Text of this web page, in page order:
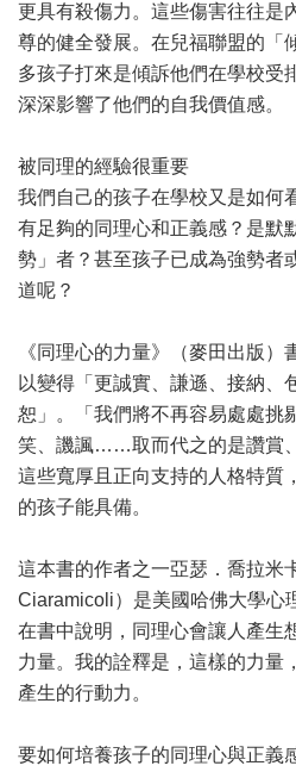
更具有殺傷力。這些傷害往往是
尊的健全發展。在兒福聯盟的「
多孩子打來是傾訴他們在學校受
深深影響了他們的自我價值感。
被同理的經驗很重要
我們自己的孩子在學校又是如何
有足夠的同理心和正義感？是默
勢」者？甚至孩子已成為強勢者
道呢？
《同理心的力量》（麥田出版
以變得「更誠實、謙遜、接納、
恕」。「我們將不再容易處處挑
笑、譏諷……取而代之的是讚賞
這些寬厚且正向支持的人格特質
的孩子能具備。
這本書的作者之一亞瑟．喬拉米
Ciaramicoli）是美國哈佛大學心
在書中說明，同理心會讓人產生
力量。我的詮釋是，這樣的力量
產生的行動力。
要如何培養孩子的同理心與正義